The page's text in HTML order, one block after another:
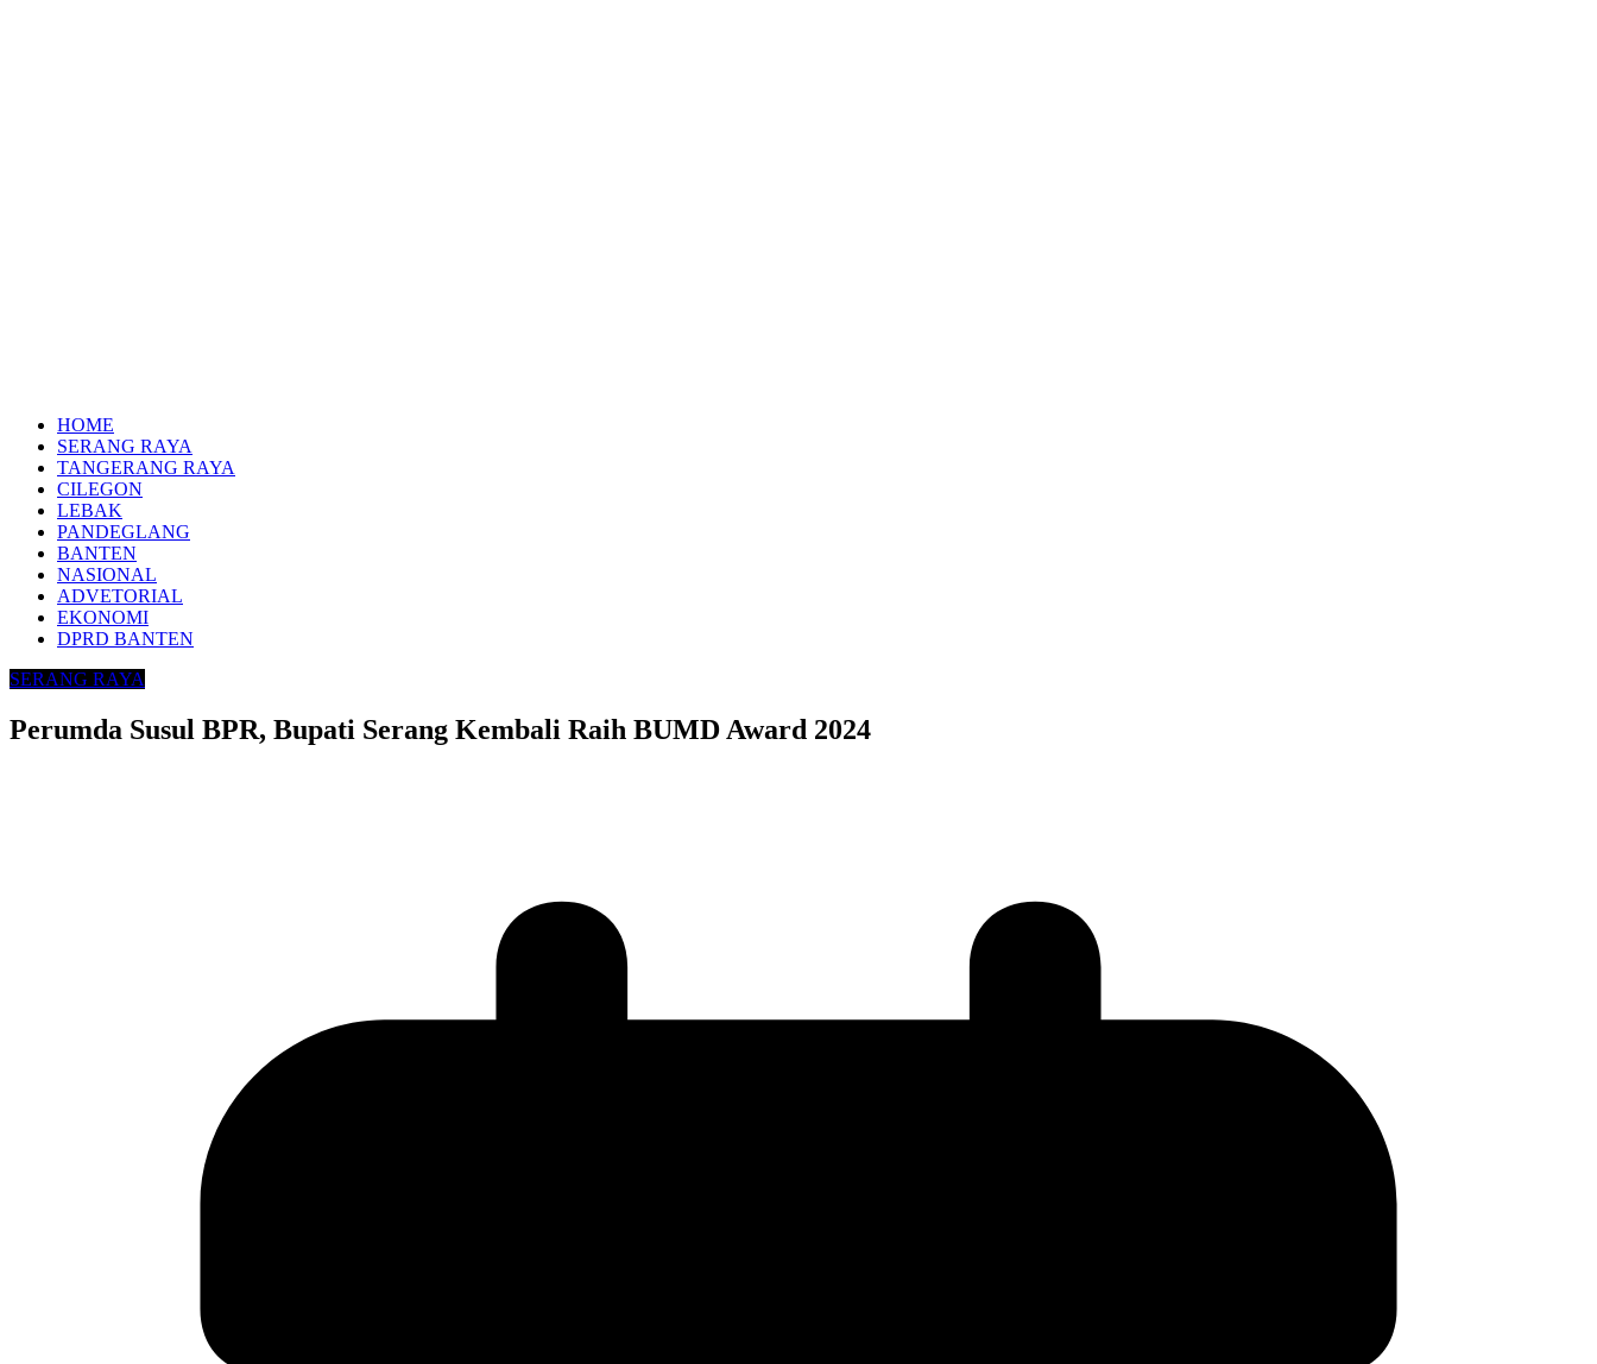
HOME
SERANG RAYA
TANGERANG RAYA
CILEGON
LEBAK
PANDEGLANG
BANTEN
NASIONAL
ADVETORIAL
EKONOMI
DPRD BANTEN
SERANG RAYA
Perumda Susul BPR, Bupati Serang Kembali Raih BUMD Award 2024